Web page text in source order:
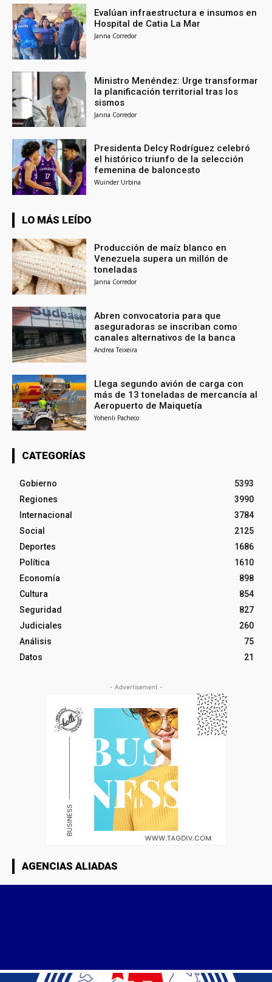
Evalúan infraestructura e insumos en
Hospital de Catia La Mar
Janna Corredor
Ministro Menéndez: Urge transformar
la planificación territorial tras los
sismos
Janna Corredor
Presidenta Delcy Rodríguez celebró
el histórico triunfo de la selección
femenina de baloncesto
Wuinder Urbina
LO MÁS LEÍDO
Producción de maíz blanco en
Venezuela supera un millón de
toneladas
Janna Corredor
Abren convocatoria para que
aseguradoras se inscriban como
canales alternativos de la banca
Andrea Teixeira
Llega segundo avión de carga con
más de 13 toneladas de mercancía al
Aeropuerto de Maiquetía
Yohenli Pacheco
CATEGORÍAS
Gobierno
5393
Regiones
3990
Internacional
3784
Social
2125
Deportes
1686
Política
1610
Economía
898
Cultura
854
Seguridad
827
Judiciales
260
Análisis
75
Datos
21
- Advertisement -
AGENCIAS ALIADAS